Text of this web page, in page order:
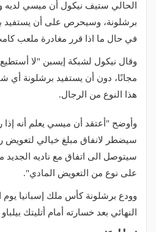
الحالي ستيف نيكول أن ميسي لديه
برشلونة، وسيحرص على أن يستفيد
في حال ما اذا قرر مغادرة ملعب
وقال نيكول لشبكة إيسبن "لا
مجانًا، دون أن يستفيد برشلونة أي
هذا النوع من الرجال.
وأوضح "أعتقد أن ميسي يعلم أنه إذا
سيضطر لانفاق مبلغ خيالي لتعويض
سيتوصل الى اتفاق مع ناديه
على نوع من التعويض المادي".
وودع برشلونة كأس ملك إسبانيا
النهائي بعد خسارته أمام أتليتك